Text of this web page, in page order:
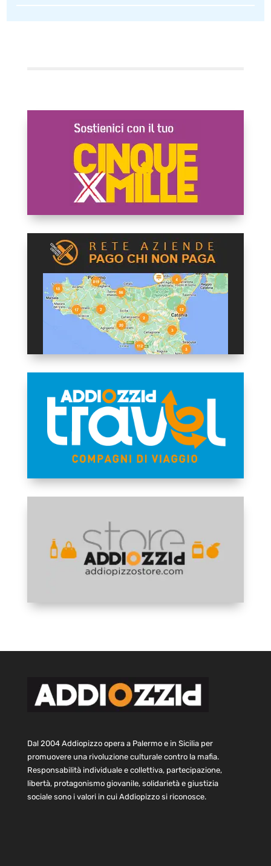
Dal 2004 Addiopizzo opera a Palermo e in Sicilia per
promuovere una rivoluzione culturale contro la mafia.
Responsabilità individuale e collettiva, partecipazione,
libertà, protagonismo giovanile, solidarietà e giustizia
sociale sono i valori in cui Addiopizzo si riconosce.